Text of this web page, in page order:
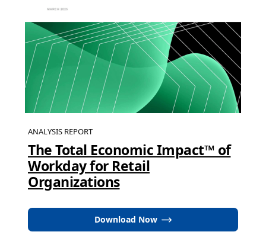
ANALYSIS REPORT
The Total Economic Impact™ of
Workday for Retail
Organizations
Download Now